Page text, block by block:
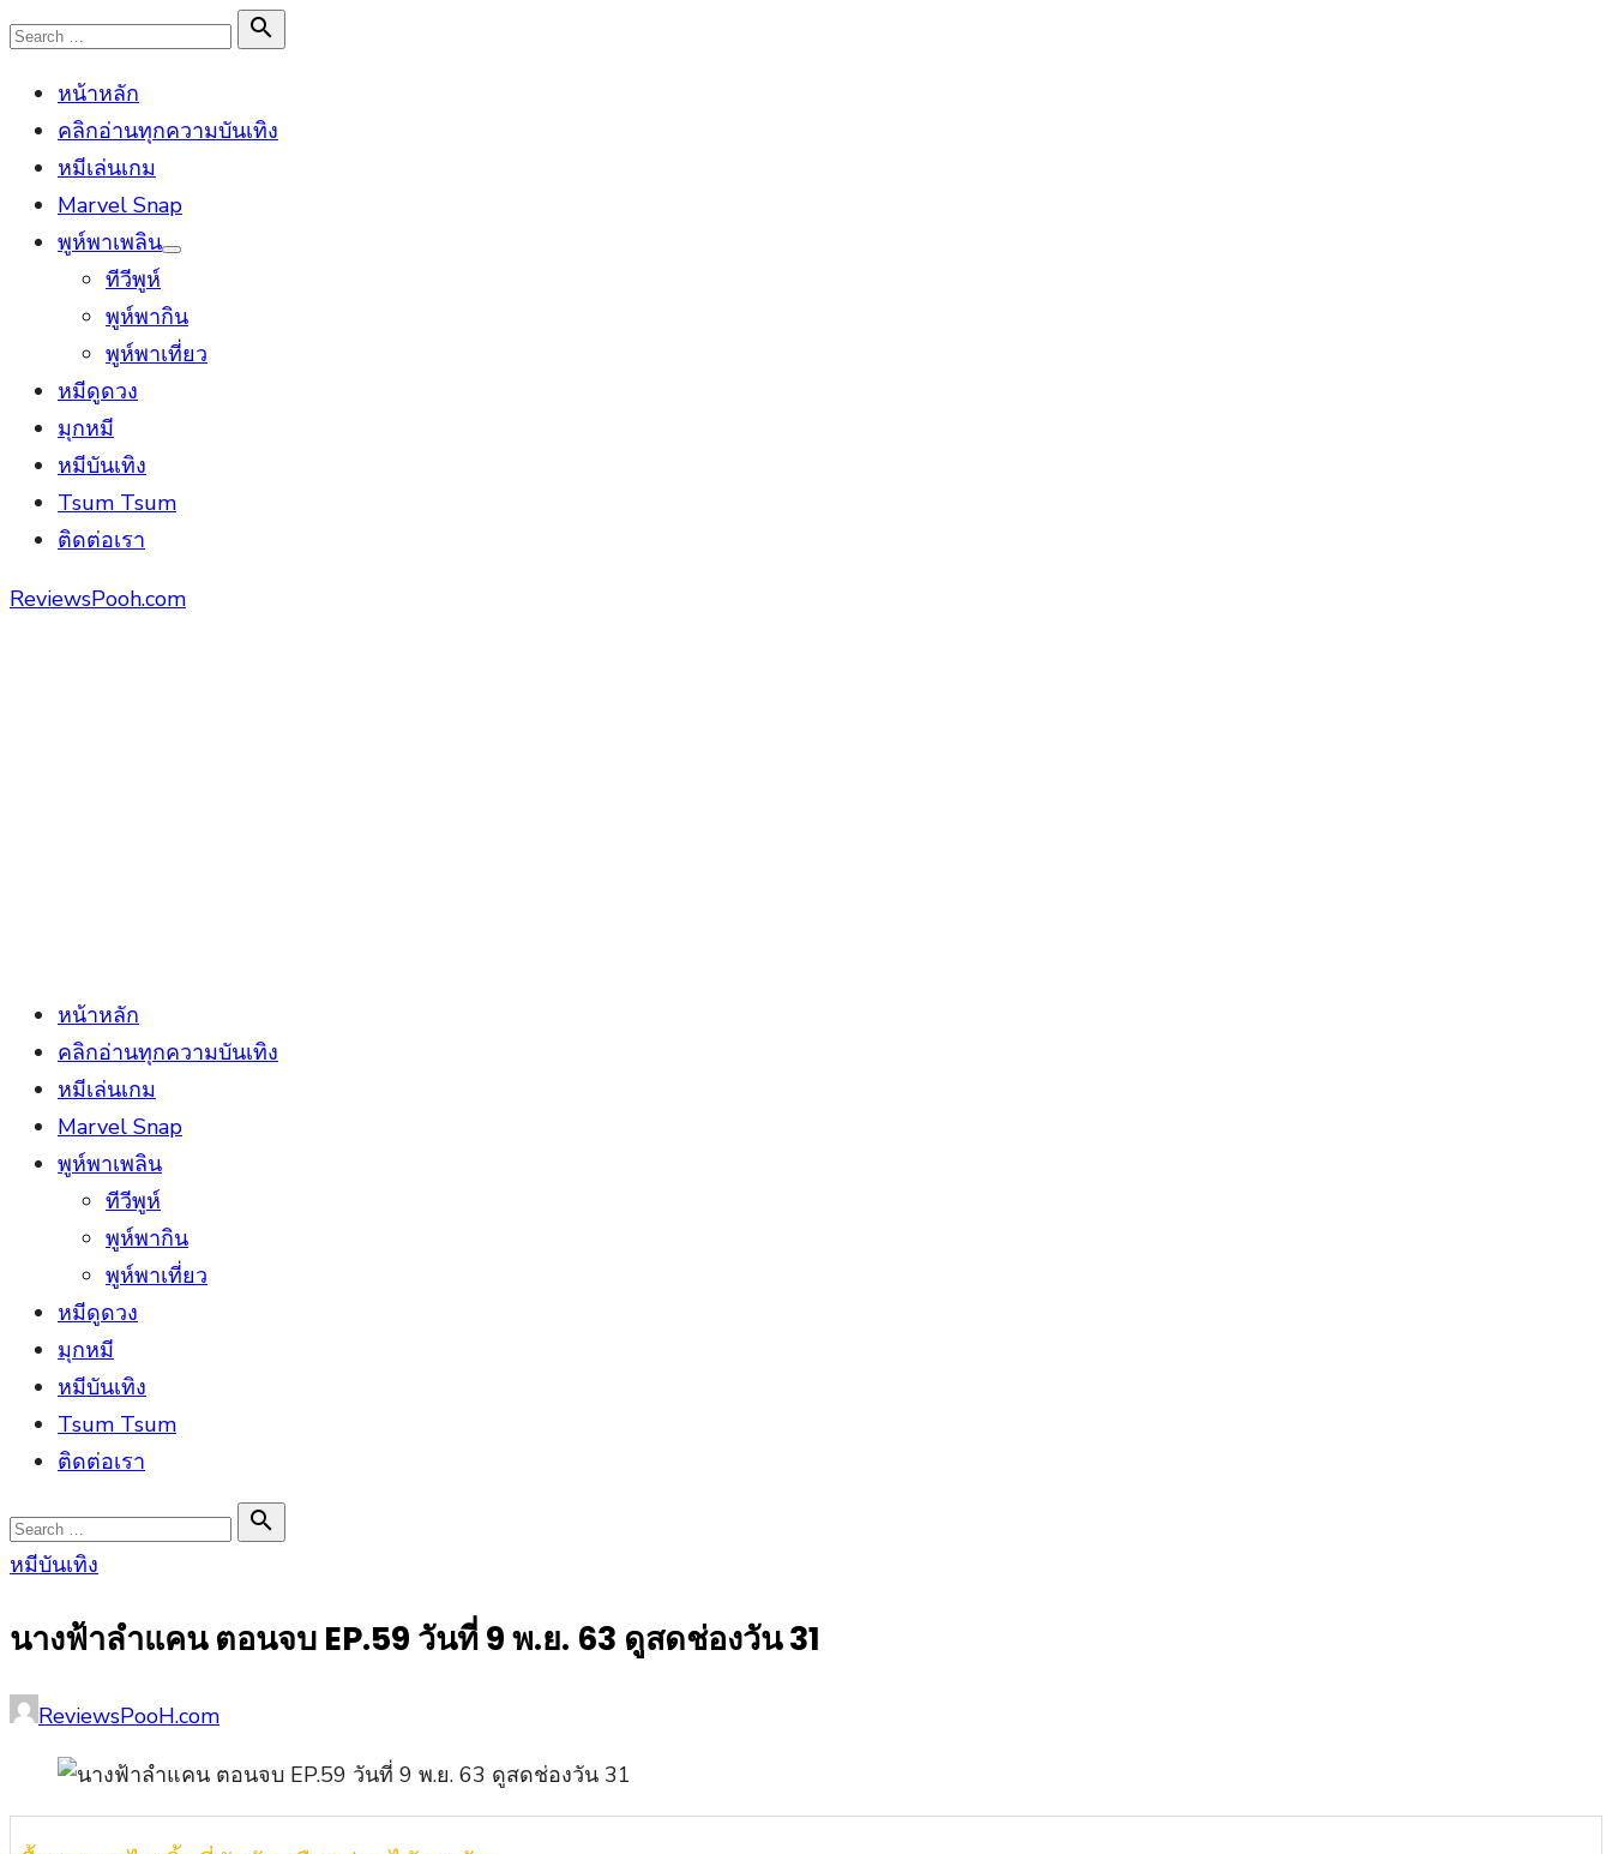
Skip
content
Search

Search
หน้าหลัก
คลิกอ่านทุกความบันเทิง
หมีเล่นเกม
Marvel Snap
พูห์พาเพลิน
Show
ทีวีพูห์
พูห์พากิน
พูห์พาเที่ยว
หมีดูดวง
มุกหมี
หมีบันเทิง
Tsum Tsum
ติดต่อเรา
ReviewsPooh.com
หน้าหลัก
คลิกอ่านทุกความบันเทิง
หมีเล่นเกม
Marvel Snap
พูห์พาเพลิน
ทีวีพูห์
พูห์พากิน
พูห์พาเที่ยว
หมีดูดวง
มุกหมี
หมีบันเทิง
Tsum Tsum
ติดต่อเรา
Search
for:

Search
หมีบันเทิง
นางฟ้าลำแคน ตอนจบ EP.59 วันที่ 9 พ.ย. 63 ดูสดช่องวัน 31
Posted
Author
ReviewsPooH.com